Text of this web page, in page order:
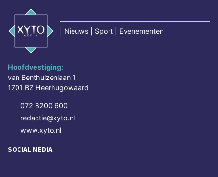
Nieuws | Sport | Evenementen
Hoofdvestiging:
van Benthuizenlaan 1
1701 BZ Heerhugowaard
072 8200 600
redactie@xyto.nl
www.xyto.nl
SOCIAL MEDIA